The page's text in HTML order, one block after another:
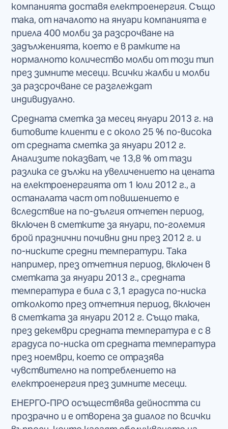
компанията доставя електроенергия. Също
така, от началото на януари компанията е
приела 400 молби за разсрочване на
задълженията, което е в рамките на
нормалното количество молби от този тип
през зимните месеци. Всички жалби и молби
за разсрочване се разглеждат
индивидуално.
Средната сметка за месец януари 2013 г. на
битовите клиенти е с около 25 % по-висока
от средната сметка за януари 2012 г.
Анализите показват, че 13,8 % от тази
разлика се дължи на увеличението на цената
на електроенергията от 1 юли 2012 г., а
останалата част от повишението е
вследствие на по-дългия отчетен период,
включен в сметките за януари, по-големия
брой празнични почивни дни през 2012 г. и
по-ниските средни температури. Така
например, през отчетния период, включен в
сметката за януари 2013 г., средната
температура е била с 3,1 градуса по-ниска
отколкото през отчетния период, включен
в сметката за януари 2012 г. Също така,
през декември средната температура е с 8
градуса по-ниска от средната температура
през ноември, което се отразява
чувствително на потреблението на
електроенергия през зимните месеци.
ЕНЕРГО-ПРО осъществява дейността си
прозрачно и е отворена за диалог по всички